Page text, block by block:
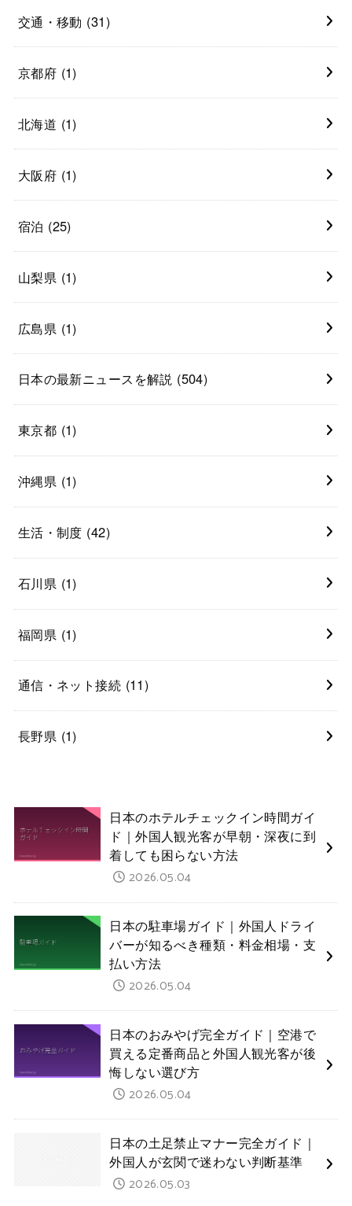
交通・移動 (31)
京都府 (1)
北海道 (1)
大阪府 (1)
宿泊 (25)
山梨県 (1)
広島県 (1)
日本の最新ニュースを解説 (504)
東京都 (1)
沖縄県 (1)
生活・制度 (42)
石川県 (1)
福岡県 (1)
通信・ネット接続 (11)
長野県 (1)
日本のホテルチェックイン時間ガイ
ド｜外国人観光客が早朝・深夜に到
着しても困らない方法
2026.05.04
日本の駐車場ガイド｜外国人ドライ
バーが知るべき種類・料金相場・支
払い方法
2026.05.04
日本のおみやげ完全ガイド｜空港で
買える定番商品と外国人観光客が後
悔しない選び方
2026.05.04
日本の土足禁止マナー完全ガイド｜
外国人が玄関で迷わない判断基準
2026.05.03